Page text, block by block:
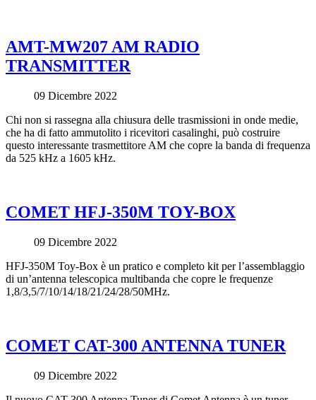
AMT-MW207 AM RADIO
TRANSMITTER
09 Dicembre 2022
Chi non si rassegna alla chiusura delle trasmissioni in onde medie,
che ha di fatto ammutolito i ricevitori casalinghi, può costruire
questo interessante trasmettitore AM che copre la banda di frequenza
da 525 kHz a 1605 kHz.
COMET HFJ-350M TOY-BOX
09 Dicembre 2022
HFJ-350M Toy-Box è un pratico e completo kit per l’assemblaggio
di un’antenna telescopica multibanda che copre le frequenze
1,8/3,5/7/10/14/18/21/24/28/50MHz.
COMET CAT-300 ANTENNA TUNER
09 Dicembre 2022